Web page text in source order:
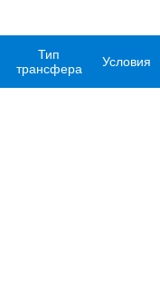
Тип
трансфера
Условия